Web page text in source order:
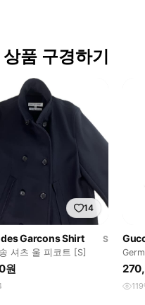
품 구경하기
14
Garcons Shirt
S
셔츠 울 피코트 [S]
원
119